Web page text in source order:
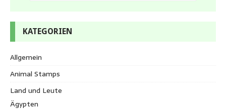
KATEGORIEN
Allgemein
Animal Stamps
Land und Leute
Ägypten